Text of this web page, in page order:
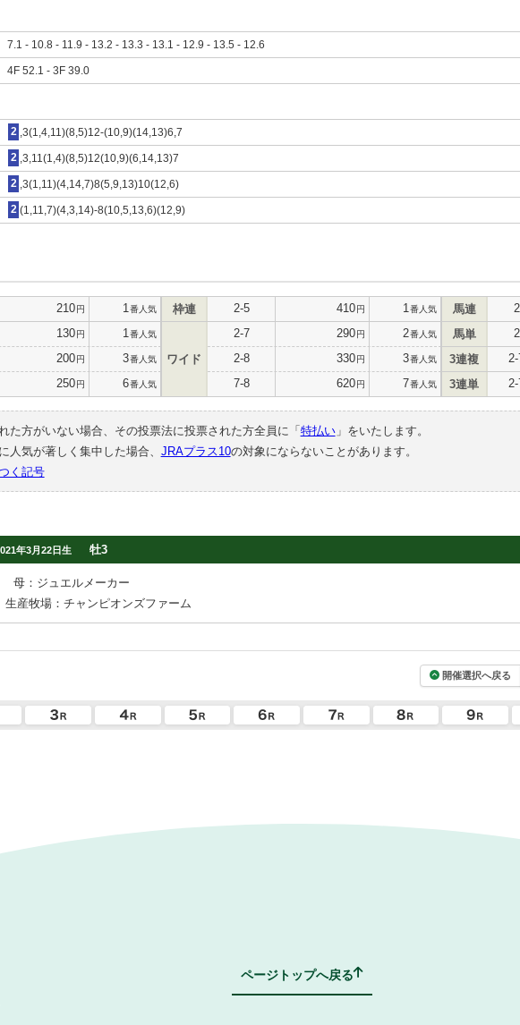
7.1 - 10.8 - 11.9 - 13.2 - 13.3 - 13.1 - 12.9 - 13.5 - 12.6
4F 52.1 - 3F 39.0
2 ,3(1,4,11)(8,5)12-(10,9)(14,13)6,7
2 ,3,11(1,4)(8,5)12(10,9)(6,14,13)7
2 ,3(1,11)(4,14,7)8(5,9,13)10(12,6)
2 (1,11,7)(4,3,14)-8(10,5,13,6)(12,9)
210円 1 番人気
130円 1 番人気
200円 3番人気
250円 6番人気
枠連 2-5 410円 1 番人気
ワイド
2-7 290円 2番人気
2-8 330円 3番人気
7-8 620円 7番人気
馬連
馬単
3連複
3連単
た方がいない場合、その投票法に投票された方全員に「 特払い」をいたします。
人気が著しく集中した場合、 JRAプラス10の対象にならないことがあります。
く記号
年3月22日生 牡3
母：ジュエルメーカー
生産牧場：チャンピオンズファーム
開催選択へ戻る
ページトップへ戻る